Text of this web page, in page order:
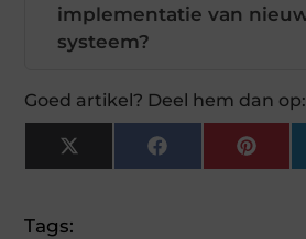
implementatie van
systeem?
Goed artikel? Deel hem dan op:
X
(Twitter)
Facebook
Tags: